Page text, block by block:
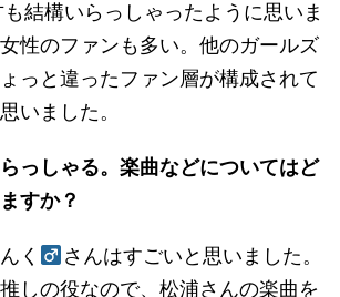
結構いらっしゃったように思いま
性のファンも多い。他のガールズ
っと違ったファン層が構成されて
いました。
っしゃる。楽曲などについてはど
すか？
く
さんはすごいと思いました。
しの役なので、松浦さんの楽曲を